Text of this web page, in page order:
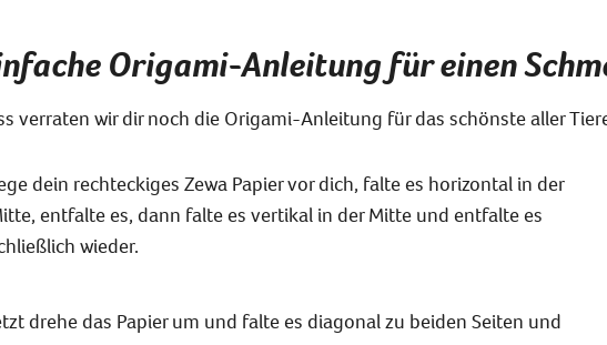
Origami-Anleitung für einen
verraten wir dir noch die Origami-Anleitung für das schönste aller
dein rechteckiges Zewa Papier vor dich, falte es horizontal in der
entfalte es, dann falte es vertikal in der Mitte und entfalte es
wieder.
drehe das Papier um und falte es diagonal zu beiden Seiten und